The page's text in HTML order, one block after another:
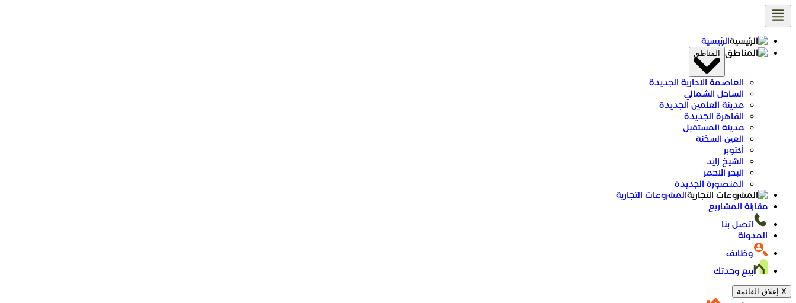
تخطى
إلى
الرئيسية
المناطق
العاصمة الادارية الجديدة
الساحل الشمالي
مدينة العلمين الجديدة
القاهرة الجديدة
مدينة المستقبل
العين السخنة
أكتوبر
الشيخ زايد
البحر الاحمر
المنصورة الجديدة
المشروعات التجارية
مقارنة المشاريع
اتصل بنا
المدونة
وظائف
بيع وحدتك
X إغلاق القائمة